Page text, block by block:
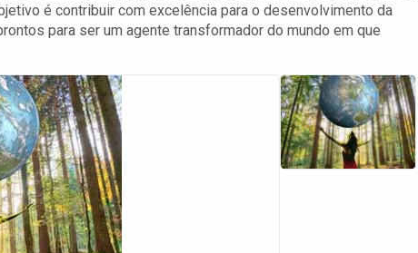
é contribuir com excelência para o desenvolvimento da
para ser um agente transformador do mundo em que